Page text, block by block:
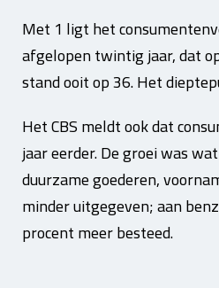
Met 1 ligt het
afgelopen twintig jaar, dat
stand ooit op 36. Het
Het CBS meldt ook dat
jaar eerder. De groei was
duurzame goederen,
minder uitgegeven; aan
procent meer besteed.